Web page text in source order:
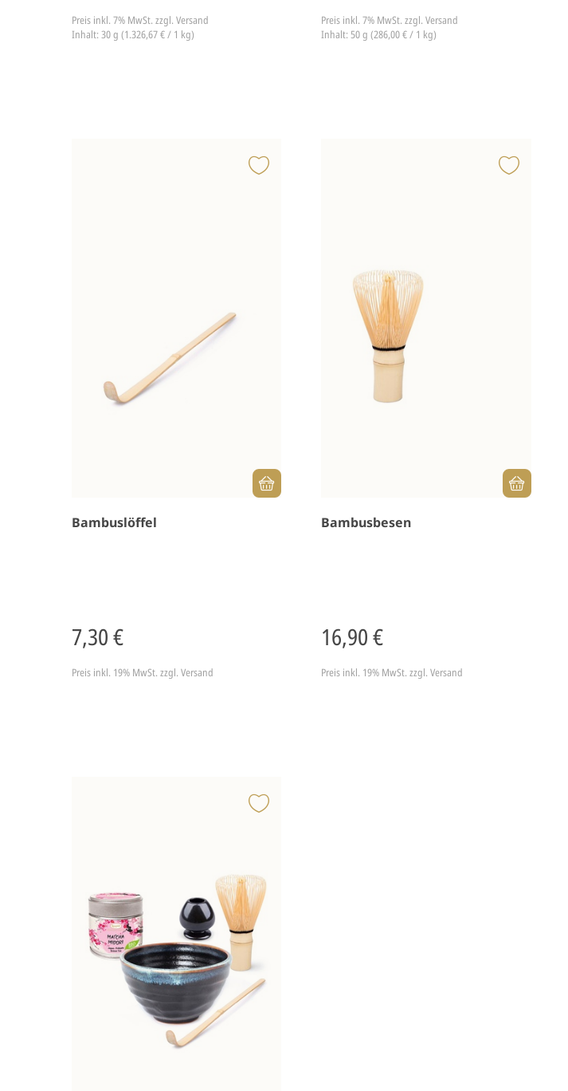
Preis inkl. 7% MwSt. zzgl. Versand
Inhalt: 30 g (1.326,67 € / 1 kg)
Preis inkl. 7% MwSt.zzgl. Versand
Inhalt: 50 g (286,00 € / 1 kg)
Bambuslöffel
7,30 €
Preis inkl. 19% MwSt. zzgl. Versand
Bambusbesen
16,90 €
Preis inkl. 19% MwSt.zzgl. Versand